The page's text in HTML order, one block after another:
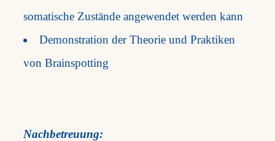
somatische Zustände angewendet werden kann
Demonstration der Theorie und Praktiken
von Brainspotting​​
Nachbetreuung: